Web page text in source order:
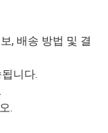
, 배송 방법 및 결
니다.
.